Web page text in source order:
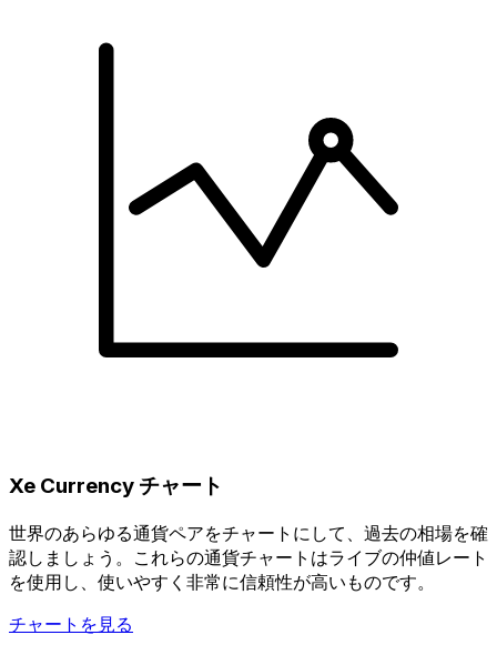
Xe Currency チャート
世界のあらゆる通貨ペアをチャートにして、過去の相場を確
認しましょう。これらの通貨チャートはライブの仲値レート
を使用し、使いやすく非常に信頼性が高いものです。
チャートを見る